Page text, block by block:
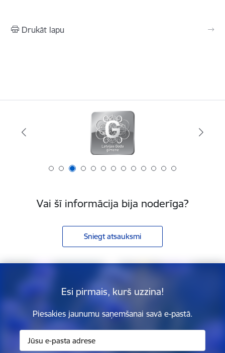
Drukāt lapu
Vai šī informācija bija noderīga?
Sniegt atsauksmi
Esi pirmais, kurš uzzina!
Piesakies jaunumu saņemšanai savā e-pastā.